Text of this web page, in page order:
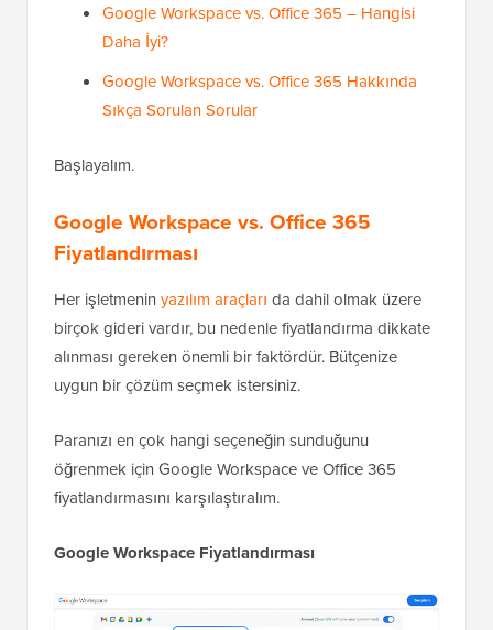
Google Workspace vs. Office 365 – Hangisi
Daha İyi?
Google Workspace vs. Office 365 Hakkında
Sıkça Sorulan Sorular
Başlayalım.
Google Workspace vs. Office 365
Fiyatlandırması
Her işletmenin yazılım araçları da dahil olmak üzere
birçok gideri vardır, bu nedenle fiyatlandırma dikkate
alınması gereken önemli bir faktördür. Bütçenize
uygun bir çözüm seçmek istersiniz.
Paranızı en çok hangi seçeneğin sunduğunu
öğrenmek için Google Workspace ve Office 365
fiyatlandırmasını karşılaştıralım.
Google Workspace Fiyatlandırması